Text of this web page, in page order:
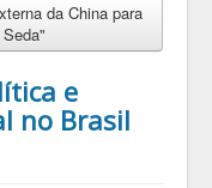
da China para
e
no Brasil